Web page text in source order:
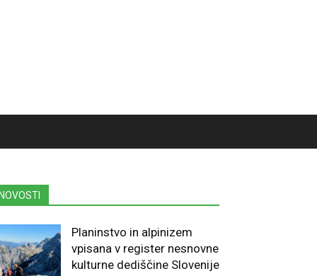
Planinstvo in alpinizem
vpisana v register nesnovne
kulturne dediščine Slovenije